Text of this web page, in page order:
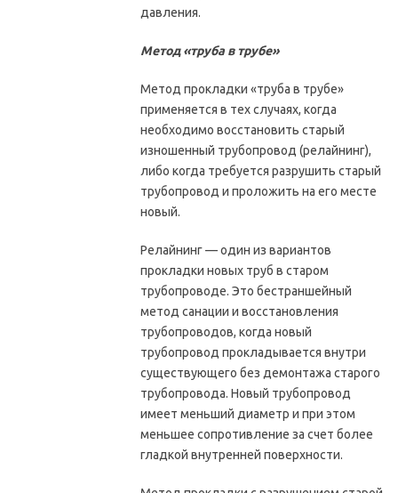
давления.
Метод «труба в трубе»
Метод прокладки «труба в трубе»
применяется в тех случаях, когда
необходимо восстановить старый
изношенный трубопровод (релайнинг),
либо когда требуется разрушить старый
трубопровод и проложить на его месте
новый.
Релайнинг — один из вариантов
прокладки новых труб в старом
трубопроводе. Это бестраншейный
метод санации и восстановления
трубопроводов, когда новый
трубопровод прокладывается внутри
существующего без демонтажа старого
трубопровода. Новый трубопровод
имеет меньший диаметр и при этом
меньшее сопротивление за счет более
гладкой внутренней поверхности.